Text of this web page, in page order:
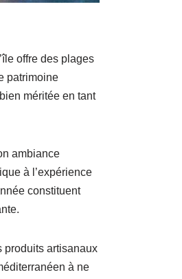
offre des plages
patrimoine
méritée en tant
ambiance
à l’expérience
constituent
produits artisanaux
à ne